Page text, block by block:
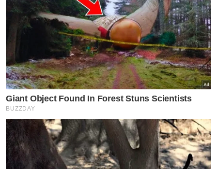
Muat turun aplikasi Sinar Harian. Klik di sini!